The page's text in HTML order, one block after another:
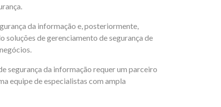
da informação e, posteriormente,
de gerenciamento de segurança de
segurança da informação requer um parceiro
equipe de especialistas com ampla